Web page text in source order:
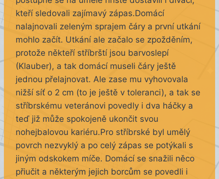
kteří sledovali zajímavý zápas.Domácí
nalajnovali zeleným sprajem čáry a první utkání
mohlo začít. Utkání ale začalo se zpožděním,
protože někteří stříbrští jsou barvoslepí
(Klauber), a tak domácí museli čáry ještě
jednou přelajnovat. Ale zase mu vyhovovala
nižší síť o 2 cm (to je ještě v toleranci), a tak se
stříbrskému veteránovi povedly i dva háčky a
teď již může spokojeně ukončit svou
nohejbalovou kariéru.Pro stříbrské byl umělý
povrch nezvyklý a po celý zápas se potýkali s
jiným odskokem míče. Domácí se snažili něco
přiučit a některým jejich borcům se povedli i